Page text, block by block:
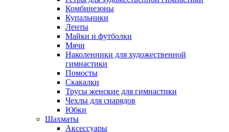
Комбинезоны
Купальники
Ленты
Майки и футболки
Мячи
Наколенники для художественной
гимнастики
Помосты
Скакалки
Трусы женские для гимнастики
Чехлы для снарядов
Юбки
Шахматы
Аксессуары